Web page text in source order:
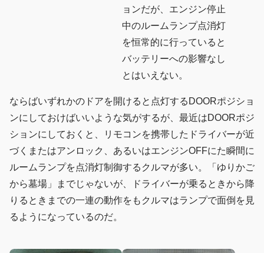
ョンだが、エンジン停止
中のルームランプ点消灯
を恒常的に行っていると
バッテリーへの影響なし
とはいえない。
ならばいずれかのドアを開けると点灯するDOORポジショ
ンにしておけばいいような気がするが、最近はDOORポジ
ションにしておくと、リモコンを携帯したドライバーが近
づくまたはアンロック、あるいはエンジンOFFにた瞬間に
ルームランプを点消灯制御するクルマが多い。「ゆりかご
から墓場」までじゃないが、ドライバーが乗るときから降
りるときまでの一連の動作をもクルマはランプで面倒を見
るようになっているのだ。